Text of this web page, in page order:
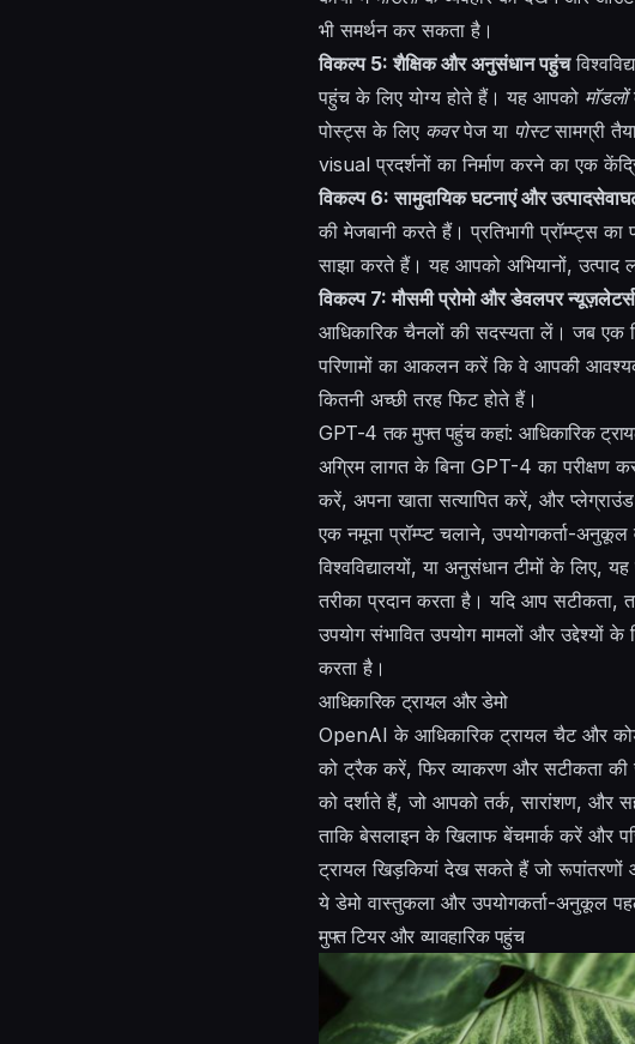
भी समर्थन कर सकता है।
विकल्प 5: शैक्षिक और अनुसंधान पहुंच
पहुंच के लिए योग्य होते हैं। यह आपको मॉडलों
पोस्ट्स के लिए कवरपेज या पोस्टसामग्री
visual प्रदर्शनों का निर्माण करने का एक
विकल्प 6: सामुदायिक घटनाएं और
की मेजबानी करते हैं। प्रतिभागी प्रॉम्प्ट्स
साझा करते हैं। यह आपको अभियानों, उत्पाद
विकल्प 7: मौसमी प्रोमो और डेवलपर न्यूज़लेटर्स
आधिकारिक चैनलों की सदस्यता लें। जब एक
परिणामों का आकलन करें कि वे आपकी
कितनी अच्छी तरह फिट होते हैं।
GPT-4 तक मुफ्त पहुंच कहां: आधिकारिक
अग्रिम लागत के बिना GPT-4 का
करें, अपना खाता सत्यापित करें, और
एक नमूना प्रॉम्प्ट चलाने, उपयोगकर्ता-
विश्वविद्यालयों, या अनुसंधान टीमों के लिए,
तरीका प्रदान करता है। यदि आप सटीकता,
उपयोग संभावित उपयोग मामलों और उद्देश्यों
करता है।
आधिकारिक ट्रायल और डेमो
OpenAI के आधिकारिक ट्रायल चैट और
को ट्रैक करें, फिर व्याकरण और सटीकता की
को दर्शाते हैं, जो आपको तर्क, सारांशण, और
ताकि बेसलाइन के खिलाफ बेंचमार्क करें और
ट्रायल खिड़कियां देख सकते हैं जो रूपांतरणों
ये डेमो वास्तुकला और उपयोगकर्ता-अनुकूल
मुफ्त टियर और व्यावहारिक पहुंच